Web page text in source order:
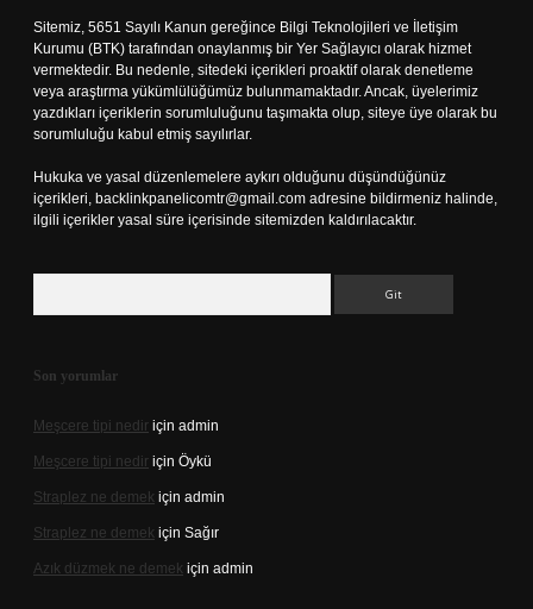
Sitemiz, 5651 Sayılı Kanun gereğince Bilgi Teknolojileri ve İletişim
Kurumu (BTK) tarafından onaylanmış bir Yer Sağlayıcı olarak hizmet
vermektedir. Bu nedenle, sitedeki içerikleri proaktif olarak denetleme
veya araştırma yükümlülüğümüz bulunmamaktadır. Ancak, üyelerimiz
yazdıkları içeriklerin sorumluluğunu taşımakta olup, siteye üye olarak bu
sorumluluğu kabul etmiş sayılırlar.
Hukuka ve yasal düzenlemelere aykırı olduğunu düşündüğünüz
içerikleri, backlinkpanelicomtr@gmail.com adresine bildirmeniz halinde,
ilgili içerikler yasal süre içerisinde sitemizden kaldırılacaktır.
Son yorumlar
Meşcere tipi nedir için admin
Meşcere tipi nedir için Öykü
Straplez ne demek için admin
Straplez ne demek için Sağır
Azık düzmek ne demek için admin